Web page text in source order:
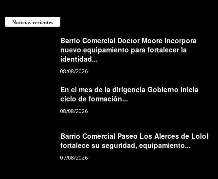
Noticias recientes
Barrio Comercial Doctor Moore incorpora
nuevo equipamiento para fortalecer la
identidad...
08/08/2026
En el mes de la dirigencia Gobierno inicia
ciclo de formación...
08/08/2026
Barrio Comercial Paseo Los Alerces de Lolol
fortalece su seguridad, equipamiento...
07/08/2026